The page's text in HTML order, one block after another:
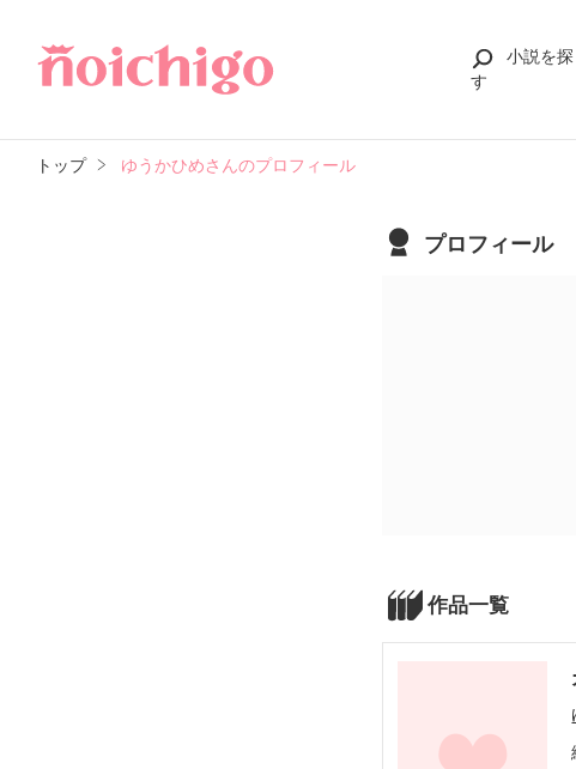
小説を探
す
トップ ゆうかひめさんのプロフィール
プロフィール
作品一覧